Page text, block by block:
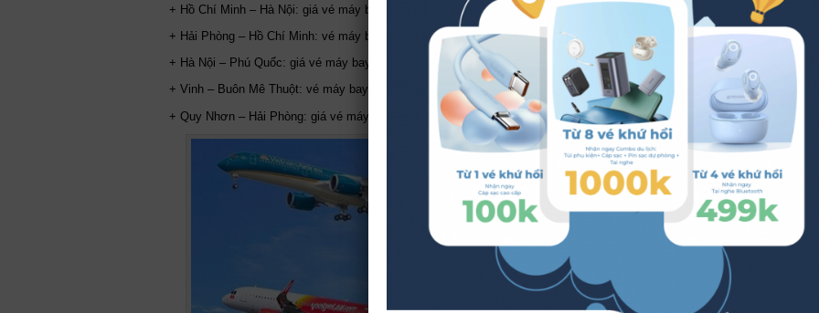
+ Hồ Chí Minh – Hà Nội: giá vé máy bay khoảng từ 780.000 đồng/chặng.
+ Hải Phòng – Hồ Chí Minh: vé máy bay giá rẻ từ 590.000 đồng/chặng.
+ Hà Nội – Phú Quốc: giá vé máy bay từ 780.000 đồng/chặng.
+ Vinh – Buôn Mê Thuột: vé máy bay khoảng 590.000 đồng/chặng.
+ Quy Nhơn – Hải Phòng: giá vé máy bay khoảng 590.000 đồng/chặng.